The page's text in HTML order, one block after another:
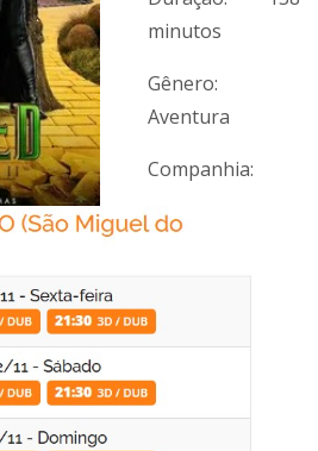
minutos
Gênero:
Aventura
Companhia: